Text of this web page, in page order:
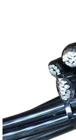
ΠΡΟΪΌΝΤΑ
ΒΊΝΤΕΟ